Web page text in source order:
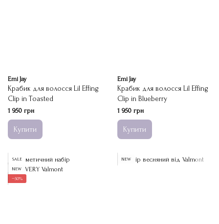
Emi Jay
Крабик для волосся Lil Effing
Clip in Toasted
1 950 грн
Купити
Emi Jay
Крабик для волосся Lil Effing
Clip in Blueberry
1 950 грн
Купити
SALE
NEW
−50%
NEW